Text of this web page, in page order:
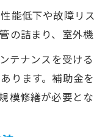
空調設備が
空調設備の
高齢者の暮
能低下や故障リ
詰まり、室外
テナンスを受
ります。補助金
修繕が必要と